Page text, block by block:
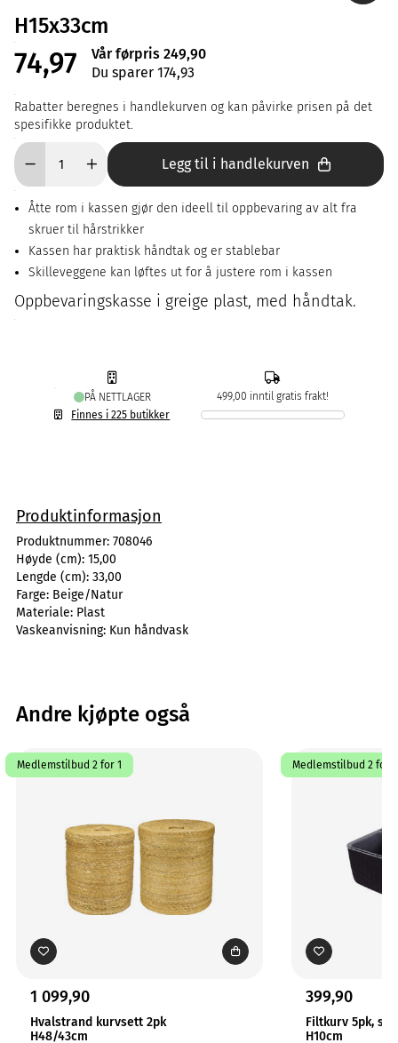
H15x33cm
74,97
Vår førpris 249,90
Du sparer 174,93
Rabatter beregnes i handlekurven og kan påvirke prisen på det
spesifikke produktet.
Legg til i handlekurven
Åtte rom i kassen gjør den ideell til oppbevaring av alt fra
skruer til hårstrikker
Kassen har praktisk håndtak og er stablebar
Skilleveggene kan løftes ut for å justere rom i kassen
Oppbevaringskasse i greige plast, med håndtak.
PÅ NETTLAGER
Finnes i 225 butikker
499,00 inntil gratis frakt!
Produktinformasjon
Produktnummer: 708046
Høyde (cm): 15,00
Lengde (cm): 33,00
Farge: Beige/Natur
Materiale: Plast
Vaskeanvisning: Kun håndvask
Andre kjøpte også
Medlemstilbud 2 for 1
1 099,90
Hvalstrand kurvsett 2pk
H48/43cm
Medlemstilbud 2 for 1
399,90
Filtkurv 5pk,
H10cm